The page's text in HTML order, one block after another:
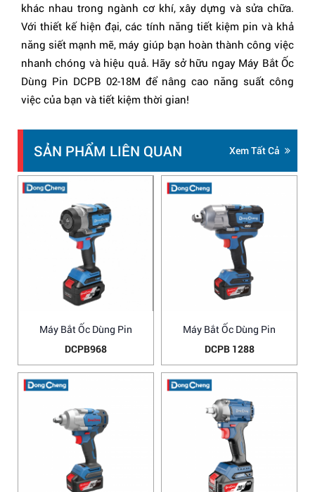
khác nhau trong ngành cơ khí, xây dựng và sửa chữa.
Với thiết kế hiện đại, các tính năng tiết kiệm pin và khả
năng siết mạnh mẽ, máy giúp bạn hoàn thành công việc
nhanh chóng và hiệu quả. Hãy sở hữu ngay Máy Bắt Ốc
Dùng Pin DCPB 02-18M để nâng cao năng suất công
việc của bạn và tiết kiệm thời gian!
SẢN PHẨM LIÊN QUAN Xem Tất Cả
Máy Bắt Ốc Dùng Pin
DCPB968
Máy Bắt Ốc Dùng Pin
DCPB 1288